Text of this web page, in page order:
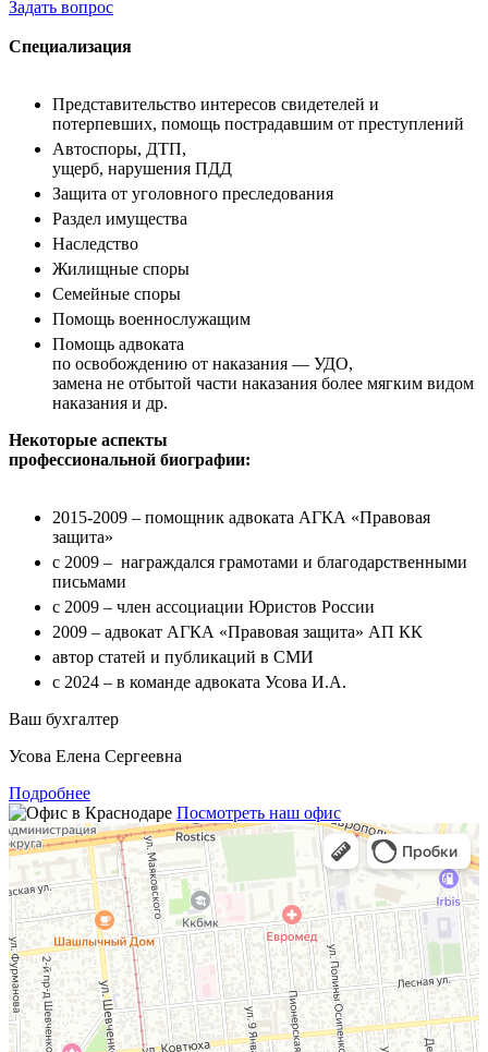
Задать вопрос
Специализация
Представительство интересов свидетелей и
потерпевших, помощь пострадавшим от преступлений
Автоспоры, ДТП,
ущерб, нарушения ПДД
Защита от уголовного преследования
Раздел имущества
Наследство
Жилищные споры
Семейные споры
Помощь военнослужащим
Помощь адвоката
по освобождению от наказания — УДО,
замена не отбытой части наказания более мягким видом
наказания и др.
Некоторые аспекты
профессиональной биографии:
2015-2009 – помощник адвоката АГКА «Правовая
защита»
с 2009 – награждался грамотами и благодарственными
письмами
с 2009 – член ассоциации Юристов России
2009 – адвокат АГКА «Правовая защита» АП КК
автор статей и публикаций в СМИ
с 2024 – в команде адвоката Усова И.А.
Ваш бухгалтер
Усова Елена Сергеевна
Подробнее
Посмотреть наш офис